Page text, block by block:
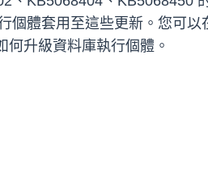
個體套用至這些更新。您可
何升級資料庫執行個體。